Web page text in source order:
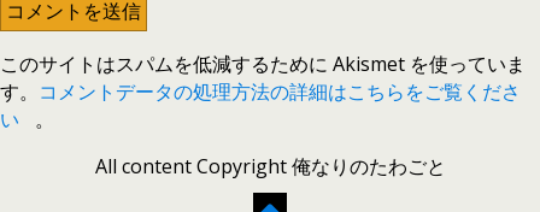
このサイトはスパムを低減するために Akismet を使っていま
す。 コメントデータの処理方法の詳細はこちらをご覧くださ
い
。
All content Copyright 俺なりのたわごと